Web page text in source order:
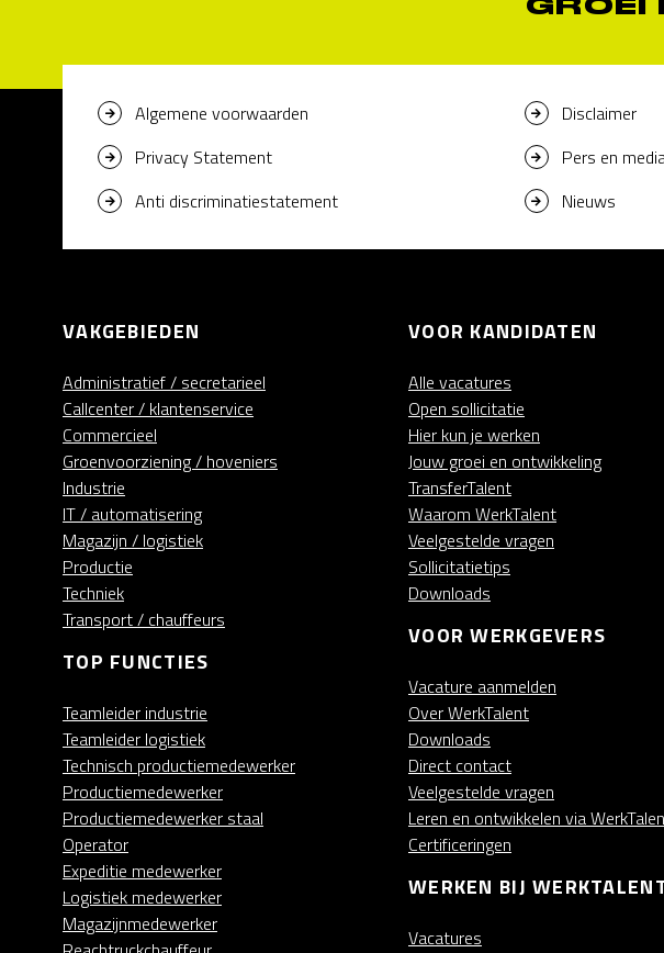
Algemene voorwaarden Disclaimer
Privacy Statement
Pers en
Anti discriminatiestatement
Nieuws
VAKGEBIEDEN
Administratief / secretarieel
Callcenter / klantenservice
Commercieel
Groenvoorziening / hoveniers
Industrie
IT / automatisering
Magazijn / logistiek
Productie
Techniek
Transport / chauffeurs
TOP FUNCTIES
Teamleider industrie
Teamleider logistiek
Technisch productiemedewerker
Productiemedewerker
Productiemedewerker staal
Operator
Expeditie medewerker
Logistiek medewerker
Magazijnmedewerker
VOOR KANDIDATEN
Alle vacatures
Open sollicitatie
Hier kun je werken
Jouw groei en ontwikkeling
TransferTalent
Waarom WerkTalent
Veelgestelde vragen
Sollicitatietips
Downloads
VOOR WERKGEVERS
Vacature aanmelden
Over WerkTalent
Downloads
Direct contact
Veelgestelde vragen
Leren en ontwikkelen via
Certificeringen
WERKEN BIJ
Vacatures